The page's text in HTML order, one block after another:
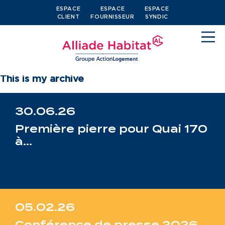
ESPACE
CLIENT
ESPACE
FOURNISSEUR
ESPACE
SYNDIC
Devenir locataire
J’ai plus de 65 ans
Propriétaires
This is my archive
30.06.26
Première pierre pour Quai 170
à…
05.02.26